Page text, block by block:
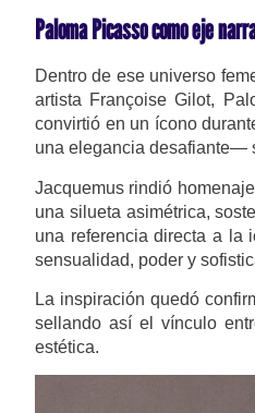
Paloma Picasso como eje
Dentro de ese universo
artista Françoise Gilot,
convirtió en un ícono
una elegancia desafiante—
Jacquemus rindió
una silueta asimétrica,
una referencia directa a la
sensualidad, poder y
La inspiración quedó
sellando así el vínculo
estética.